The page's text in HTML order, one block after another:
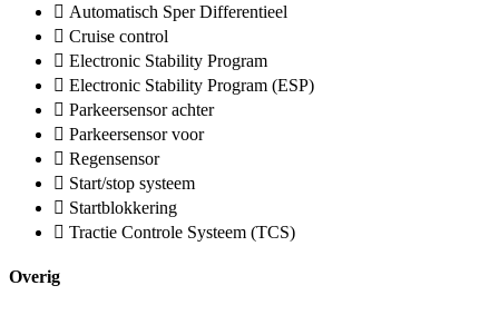
Automatisch Sper Differentieel
Cruise control
Electronic Stability Program
Electronic Stability Program (ESP)
Parkeersensor achter
Parkeersensor voor
Regensensor
Start/stop systeem
Startblokkering
Tractie Controle Systeem (TCS)
Overig